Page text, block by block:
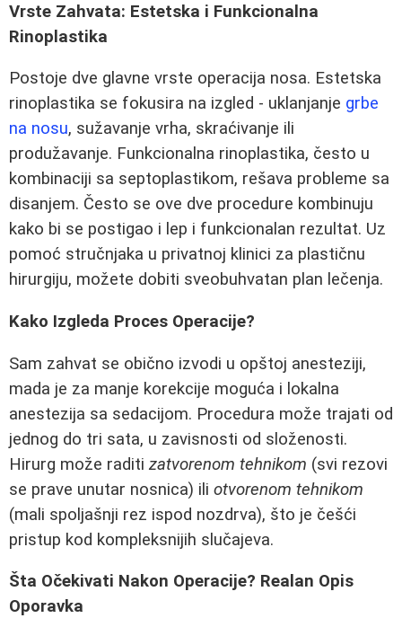
Vrste Zahvata: Estetska i Funkcionalna
Rinoplastika
Postoje dve glavne vrste operacija nosa. Estetska
rinoplastika se fokusira na izgled - uklanjanje grbe
na nosu, sužavanje vrha, skraćivanje ili
produžavanje. Funkcionalna rinoplastika, često u
kombinaciji sa septoplastikom, rešava probleme sa
disanjem. Često se ove dve procedure kombinuju
kako bi se postigao i lep i funkcionalan rezultat. Uz
pomoć stručnjaka u privatnoj klinici za plastičnu
hirurgiju, možete dobiti sveobuhvatan plan lečenja.
Kako Izgleda Proces Operacije?
Sam zahvat se obično izvodi u opštoj anesteziji,
mada je za manje korekcije moguća i lokalna
anestezija sa sedacijom. Procedura može trajati od
jednog do tri sata, u zavisnosti od složenosti.
Hirurg može raditi zatvorenom tehnikom (svi rezovi
se prave unutar nosnica) ili otvorenom tehnikom
(mali spoljašnji rez ispod nozdrva), što je češći
pristup kod kompleksnijih slučajeva.
Šta Očekivati Nakon Operacije? Realan Opis
Oporavka